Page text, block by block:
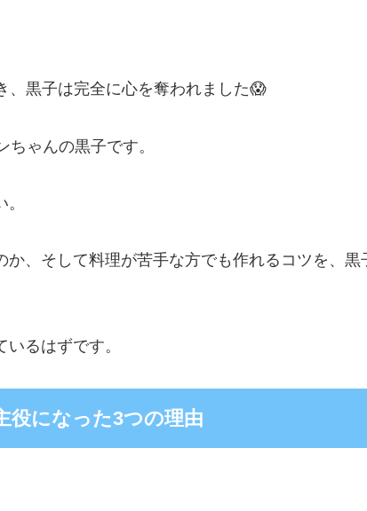
、黒子は完全に心を奪われました😱
ゃんの黒子です。
、そして料理が苦手な方でも作れるコツを、
るはずです。
役になった3つの理由